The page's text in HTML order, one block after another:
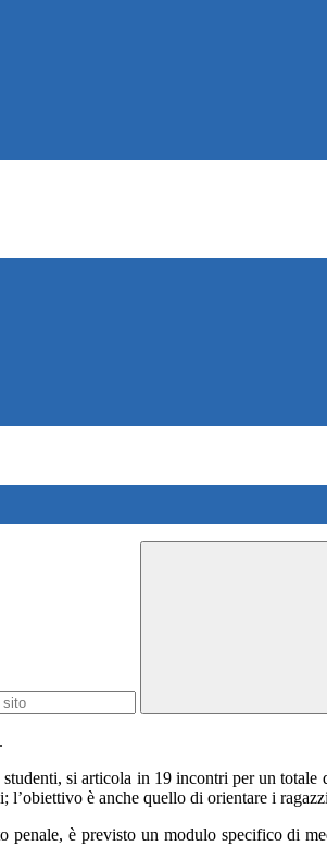
si articola in 19 incontri per un
l’obiettivo è anche quello di orientare i
è previsto un modulo specifico di